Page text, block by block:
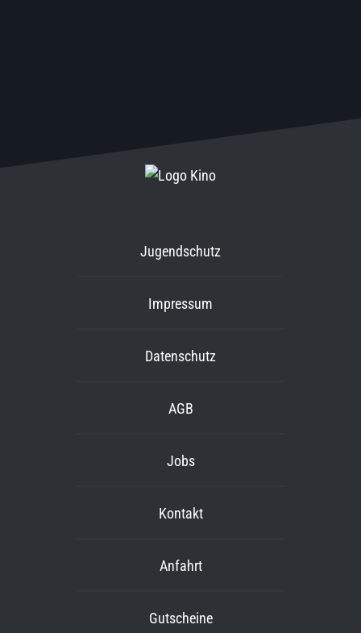
Jugendschutz
Impressum
Datenschutz
AGB
Jobs
Kontakt
Anfahrt
Gutscheine